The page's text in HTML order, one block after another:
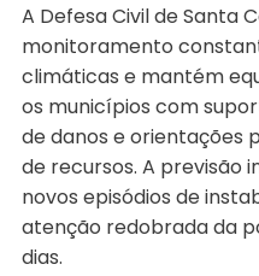
A Defesa Civil de Santa
monitoramento
climáticas e mantém
os municípios com
de danos e orientações
de recursos. A previsão
novos episódios de
atenção redobrada da
dias.